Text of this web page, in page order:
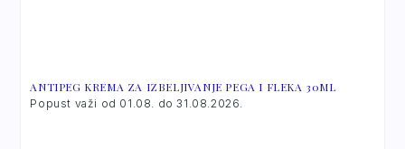
ANTIPEG KREMA ZA IZBELJIVANJE PEGA I FLEKA 30ML
Popust važi od 01.08. do 31.08.2026.